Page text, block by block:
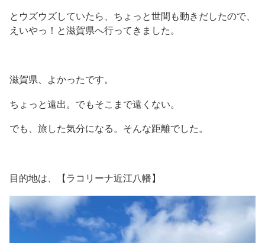
とウズウズしていたら、ちょっと世間も動きだしたので、
えいやっ！と滋賀県へ行ってきました。
滋賀県、よかったです。
ちょっと遠出。でもそこまで遠くない。
でも、旅した気分になる。そんな距離でした。
目的地は、【ラコリーナ近江八幡】